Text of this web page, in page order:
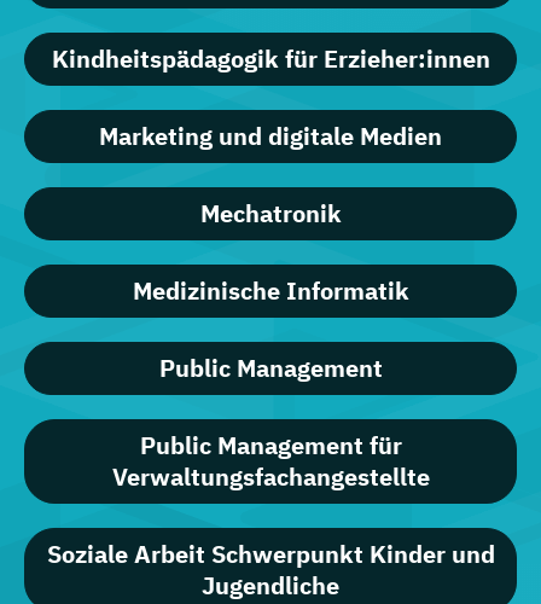
Kindheitspädagogik für Erzieher:innen
Marketing und digitale Medien
Mechatronik
Medizinische Informatik
Public Management
Public Management für
Verwaltungsfachangestellte
Soziale Arbeit Schwerpunkt Kinder und
Jugendliche